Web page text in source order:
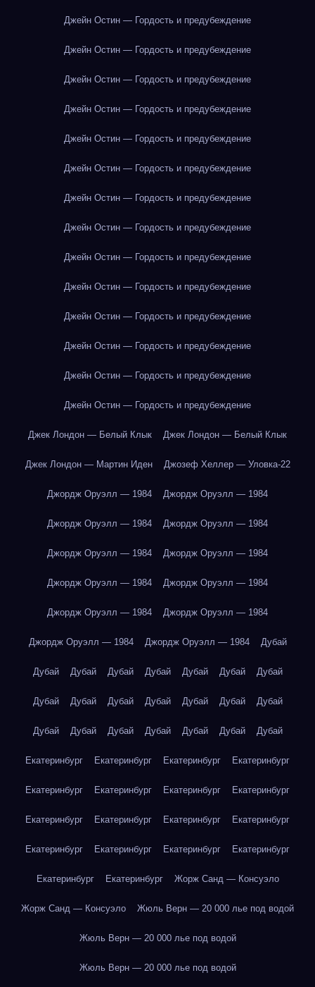
Джейн Остин — Гордость и предубеждение
Джейн Остин — Гордость и предубеждение
Джейн Остин — Гордость и предубеждение
Джейн Остин — Гордость и предубеждение
Джейн Остин — Гордость и предубеждение
Джейн Остин — Гордость и предубеждение
Джейн Остин — Гордость и предубеждение
Джейн Остин — Гордость и предубеждение
Джейн Остин — Гордость и предубеждение
Джейн Остин — Гордость и предубеждение
Джейн Остин — Гордость и предубеждение
Джейн Остин — Гордость и предубеждение
Джейн Остин — Гордость и предубеждение
Джейн Остин — Гордость и предубеждение
Джек Лондон — Белый Клык Джек Лондон — Белый Клык
Джек Лондон — Мартин Иден Джозеф Хеллер — Уловка-22
Джордж Оруэлл — 1984 Джордж Оруэлл — 1984
Джордж Оруэлл — 1984 Джордж Оруэлл — 1984
Джордж Оруэлл — 1984 Джордж Оруэлл — 1984
Джордж Оруэлл — 1984 Джордж Оруэлл — 1984
Джордж Оруэлл — 1984 Джордж Оруэлл — 1984
Джордж Оруэлл — 1984 Джордж Оруэлл — 1984 Дубай
Дубай Дубай Дубай Дубай Дубай Дубай Дубай
Дубай Дубай Дубай Дубай Дубай Дубай Дубай
Дубай Дубай Дубай Дубай Дубай Дубай Дубай
Екатеринбург Екатеринбург Екатеринбург Екатеринбург
Екатеринбург Екатеринбург Екатеринбург Екатеринбург
Екатеринбург Екатеринбург Екатеринбург Екатеринбург
Екатеринбург Екатеринбург Екатеринбург Екатеринбург
Екатеринбург Екатеринбург Жорж Санд — Консуэло
Жорж Санд — Консуэло Жюль Верн — 20 000 лье под водой
Жюль Верн — 20 000 лье под водой
Жюль Верн — 20 000 лье под водой